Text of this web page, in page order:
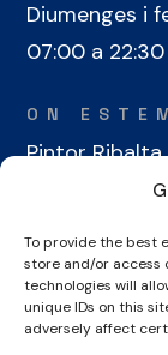
To provide the best
store and/or access
technologies will
unique IDs on this
adversely affect
Diumenges i
07:00 a
ON
Pintor
08028
+34 934 486